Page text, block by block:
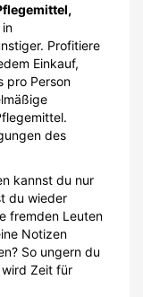
Profitiere
Einkauf,
pro Person
des
kannst du nur
du wieder
fremden Leuten
Notizen
So ungern du
Zeit für